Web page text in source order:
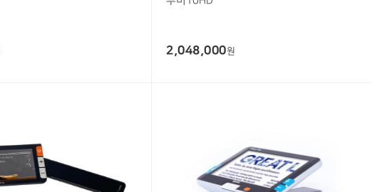
2,048,000원